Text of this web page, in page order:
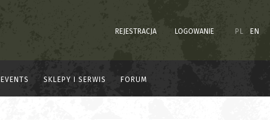
REJESTRACJA LOGOWANIE PL EN
EVENTS SKLEPY I SERWIS FORUM